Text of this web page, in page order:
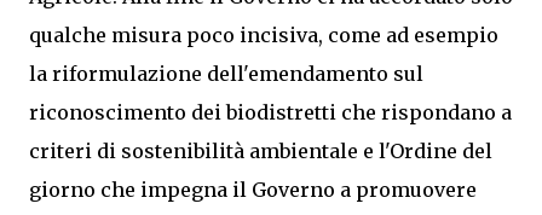
qualche misura poco incisiva, come ad esempio
la riformulazione dell'emendamento sul
riconoscimento dei biodistretti che rispondano a
criteri di sostenibilità ambientale e l'Ordine del
giorno che impegna il Governo a promuovere